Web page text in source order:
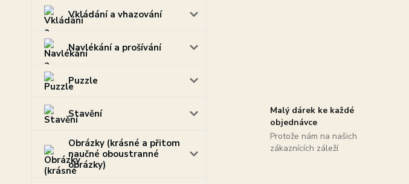
Vkládání a vhazování
Navlékání a prošívání
Puzzle
Stavění
Obrázky (krásné a přitom
naučné oboustranné
obrázky)
Malý dárek ke každé
objednávce
Protože nám na našich
zákaznících záleží